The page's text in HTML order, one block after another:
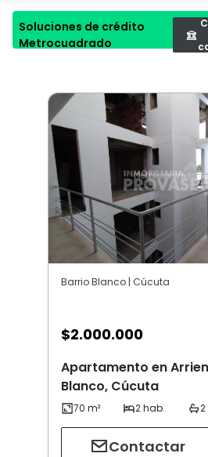
Soluciones de crédito
Metrocuadrado
Barrio Blanco | Cúcuta
$2.000.000
Apartamento en
Blanco, Cúcuta
Contactar